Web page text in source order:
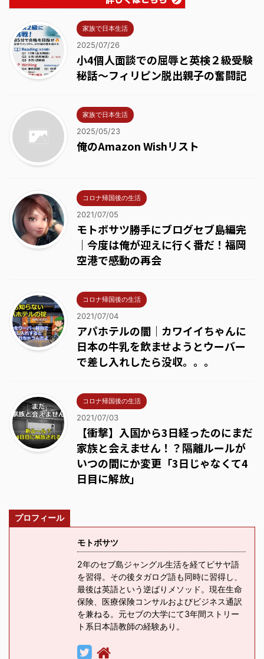
家族で日本生活
2025/07/26
小4個人面談での屈辱と英検２級受験
秘話～フィリピン脱出親子の奮闘記
家族で日本生活
2025/05/23
俺のAmazon Wishリスト
コロナ帰国後の生活
2021/07/05
モトボサツ勝手にブログセブ島編完
｜今度は俺が迎えに行く番だ！福岡
空港で感動の再会
コロナ帰国後の生活
2021/07/04
アパホテルの闇｜カワイイちゃんに
日本の牛乳を飲ませようとウーバー
で差し入れしたら没収。。。
コロナ帰国後の生活
2021/07/03
【衝撃】入国から3日経ったのにまだ
家族と会えません！？隔離ルールが
いつの間にか変更「3日じゃなくて4
日目に解放」
プロフィール
モトボサツ
2年のセブ島ジャングル生活を経てビサヤ語
を習得。その後タガログ語も同時に習得し、
最後は英語という逆ばりメソッド。現在生命
保険、医療保険コンサルおよびビジネス通訳
を兼ねる。元セブの大学にて3年間ストリー
ト系日本語教師の経験あり。